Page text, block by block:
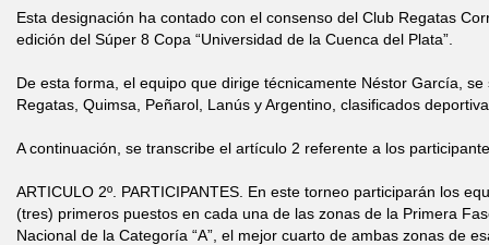
Esta designación ha contado con el consenso del Club Regatas
edición del Súper 8 Copa “Universidad de la Cuenca del Plata”.
De esta forma, el equipo que dirige técnicamente Néstor García,
Regatas, Quimsa, Peñarol, Lanús y Argentino, clasificados
A continuación, se transcribe el artículo 2 referente a los
ARTICULO 2º. PARTICIPANTES. En este torneo participarán los
(tres) primeros puestos en cada una de las zonas de la Primera
Nacional de la Categoría “A”, el mejor cuarto de ambas zonas de